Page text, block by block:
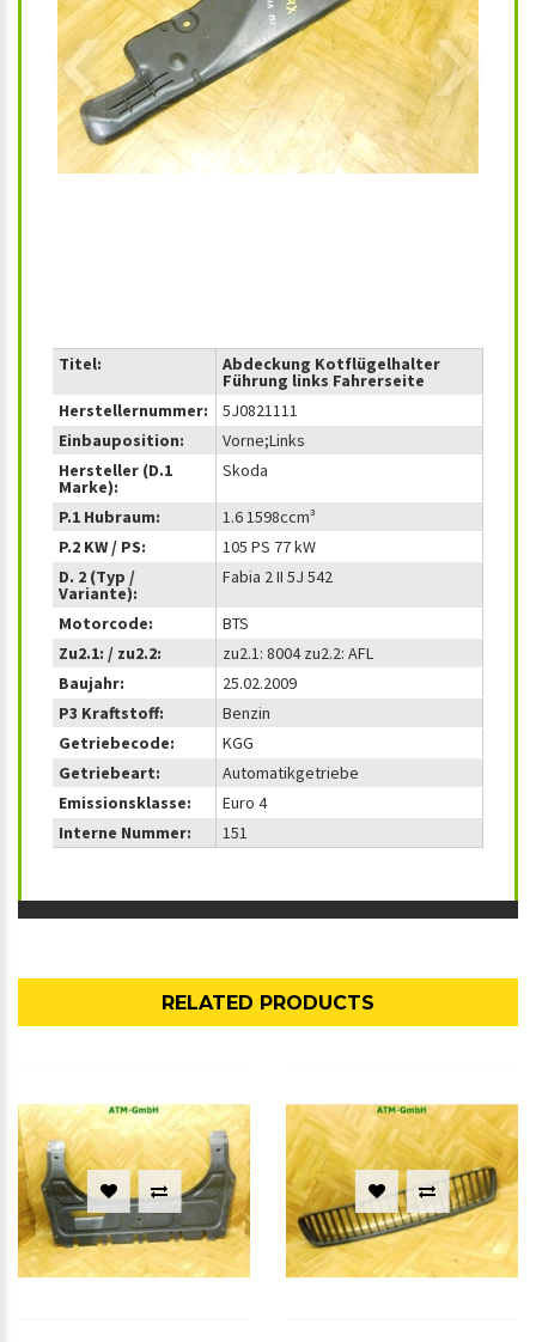
‹ ›
Titel: Abdeckung Kotflügelhalter
Führung links Fahrerseite
Herstellernummer:
5J0821111
Einbauposition:
Vorne;Links
Hersteller (D.1
Marke):
Skoda
P.1 Hubraum:
1.6 1598ccm³
P.2 KW / PS:
105 PS 77 kW
D. 2 (Typ /
Variante):
Fabia 2 II 5J 542
Motorcode:
BTS
Zu2.1: / zu2.2:
zu2.1: 8004 zu2.2: AFL
Baujahr:
25.02.2009
P3 Kraftstoff:
Benzin
Getriebecode:
KGG
Getriebeart:
Automatikgetriebe
Emissionsklasse:
Euro 4
Interne Nummer:
151
RELATED PRODUCTS